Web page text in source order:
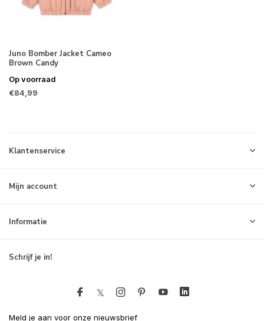
Juno Bomber Jacket Cameo
Brown Candy
Op voorraad
€84,99
Klantenservice
Mijn account
Informatie
Schrijf je in!
Meld je aan voor onze nieuwsbrief